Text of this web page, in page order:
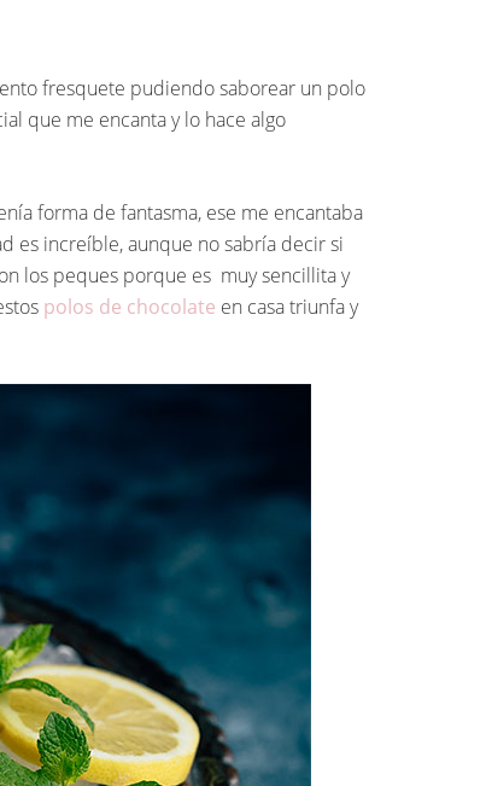
fresquete pudiendo saborear un polo
que me encanta y lo hace algo
forma de fantasma, ese me encantaba
es increíble, aunque no sabría decir si
los peques porque es muy sencillita y
polos de chocolate en casa triunfa y